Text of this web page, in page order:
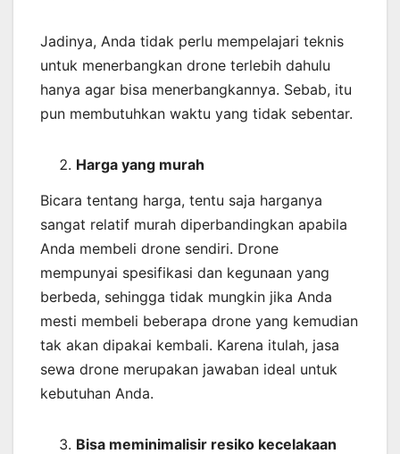
Jadinya, Anda tidak perlu mempelajari teknis
untuk menerbangkan drone terlebih dahulu
hanya agar bisa menerbangkannya. Sebab, itu
pun membutuhkan waktu yang tidak sebentar.
Harga yang murah
Bicara tentang harga, tentu saja harganya
sangat relatif murah diperbandingkan apabila
Anda membeli drone sendiri. Drone
mempunyai spesifikasi dan kegunaan yang
berbeda, sehingga tidak mungkin jika Anda
mesti membeli beberapa drone yang kemudian
tak akan dipakai kembali. Karena itulah, jasa
sewa drone merupakan jawaban ideal untuk
kebutuhan Anda.
Bisa meminimalisir resiko kecelakaan